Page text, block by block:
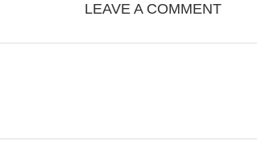
LEAVE A COMMENT